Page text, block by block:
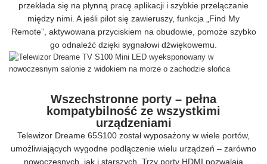
przekłada się na płynną pracę aplikacji i szybkie przełączanie
między nimi. A jeśli pilot się zawieruszy, funkcja „Find My
Remote”, aktywowana przyciskiem na obudowie, pomoże szybko
go odnaleźć dzięki sygnałowi dźwiękowemu.
Wszechstronne porty – pełna
kompatybilność ze wszystkimi
urządzeniami
Telewizor Dreame 65S100 został wyposażony w wiele portów,
umożliwiających wygodne podłączenie wielu urządzeń – zarówno
nowoczesnych, jak i starszych. Trzy porty HDMI pozwalają